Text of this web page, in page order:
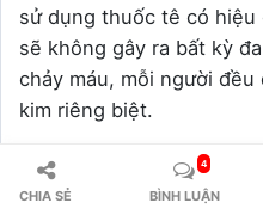
sử dụng thuốc tê có hiệu
sẽ không gây ra bất kỳ
chảy máu, mỗi người
kim riêng biệt.
Ngoài xỏ khuyên tai, cơ
khuyên tại các vị trí khác
CHIA SẺ
4
BÌNH LUẬN